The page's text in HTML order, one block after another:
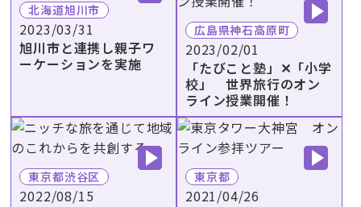
北海道旭川市
2023/03/31
旭川市と連携し親子ワ
ーケーションを実施
広島県神石高原町
2023/02/01
「たびこと塾」✕「小学
校」 世界旅行のオン
ライン授業開催！
東京都渋谷区
2022/08/15
東京都
2021/04/26